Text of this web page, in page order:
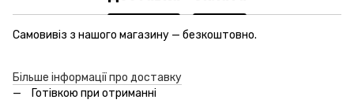
Самовивіз з нашого магазину — безкоштовно.
Більше інформації про доставку
Готівкою при отриманні